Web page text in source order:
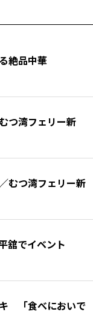
絶品中華
つ湾フェリー新
むつ湾フェリー新
舘でイベント
「食べにおいで